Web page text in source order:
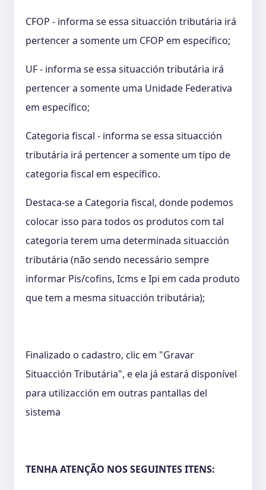
CFOP - informa se essa situacción tributária irá
pertencer a somente um CFOP em específico;
UF - informa se essa situacción tributária irá
pertencer a somente uma Unidade Federativa
em específico;
Categoria fiscal - informa se essa situacción
tributária irá pertencer a somente um tipo de
categoria fiscal em específico.
Destaca-se a Categoria fiscal, donde podemos
colocar isso para todos os produtos com tal
categoria terem uma determinada situacción
tributária (não sendo necessário sempre
informar Pis/cofins, Icms e Ipi em cada produto
que tem a mesma situacción tributária);
Finalizado o cadastro, clic em "Gravar
Situacción Tributária", e ela já estará disponível
para utilizacción em outras pantallas del
sistema
TENHA ATENÇÃO NOS SEGUINTES ITENS: